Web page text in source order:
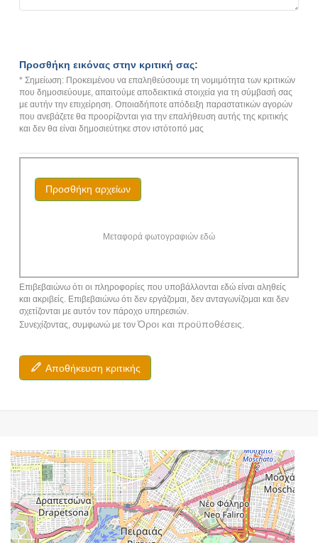
Προσθήκη εικόνας στην κριτική σας:
* Σημείωση: Προκειμένου να επαληθεύσουμε τη νομιμότητα των κριτικών
που δημοσιεύουμε, απαιτούμε αποδεικτικά στοιχεία για τη σύμβασή σας
με αυτήν την επιχείρηση. Οποιαδήποτε απόδειξη παραστατικών αγορών
που ανεβάζετε θα προορίζονται για την επαλήθευση αυτής της κριτικής
και δεν θα είναι δημοσιεύτηκε στον ιστότοπό μας
Προσθήκη αρχείων
Μεταφορά φωτογραφιών εδώ
Επιβεβαιώνω ότι οι πληροφορίες που υποβάλλονται εδώ είναι αληθείς
και ακριβείς. Επιβεβαιώνω ότι δεν εργάζομαι, δεν ανταγωνίζομαι και δεν
σχετίζονται με αυτόν τον πάροχο υπηρεσιών.
Συνεχίζοντας, συμφωνώ με τονΌροι και προϋποθέσεις.
Αποθήκευση κριτικής